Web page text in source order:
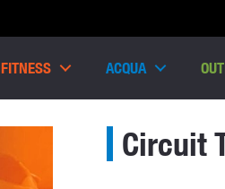
FITNESS ACQUA
Circuit